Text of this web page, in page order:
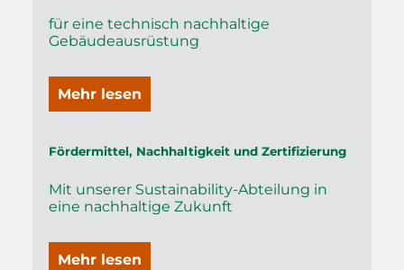
für eine technisch nachhaltige
Gebäudeausrüstung
Mehr lesen
Fördermittel, Nachhaltigkeit und Zertifizierung
Mit unserer Sustainability-Abteilung in
eine nachhaltige Zukunft
Mehr lesen